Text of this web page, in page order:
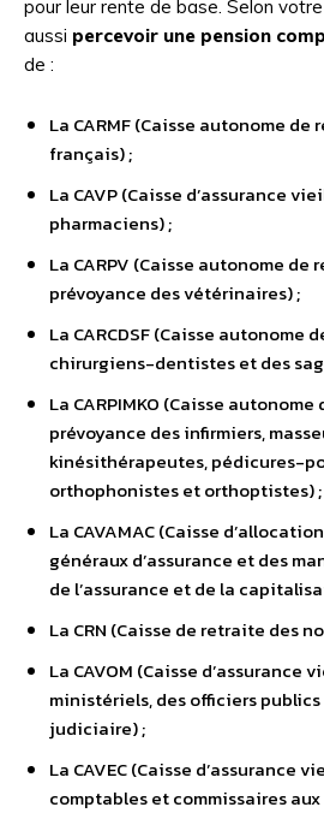
pour leur rente de base. Selon
aussi percevoir une pension
de :
La CARMF (Caisse autonome
français) ;
La CAVP (Caisse d’assurance
pharmaciens) ;
La CARPV (Caisse autonome de
prévoyance des vétérinaires) ;
La CARCDSF (Caisse autonome
chirurgiens-dentistes et des
La CARPIMKO (Caisse
prévoyance des infirmiers,
kinésithérapeutes, pédicures-
orthophonistes et orthoptistes) ;
La CAVAMAC (Caisse
généraux d’assurance et des
de l’assurance et de la
La CRN (Caisse de retraite des
La CAVOM (Caisse d’assurance
ministériels, des officiers
judiciaire) ;
La CAVEC (Caisse d’assurance
comptables et commissaires